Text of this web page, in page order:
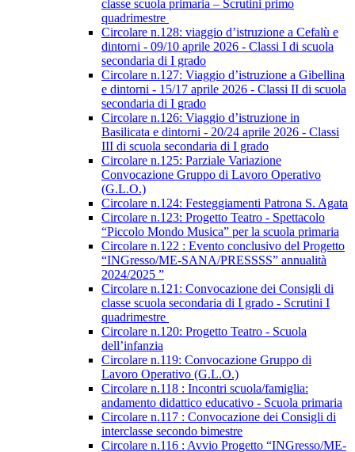
classe scuola primaria – Scrutini primo
quadrimestre
Circolare n.128: viaggio d’istruzione a Cefalù e
dintorni - 09/10 aprile 2026 - Classi I di scuola
secondaria di I grado
Circolare n.127: Viaggio d’istruzione a Gibellina
e dintorni - 15/17 aprile 2026 - Classi II di scuola
secondaria di I grado
Circolare n.126: Viaggio d’istruzione in
Basilicata e dintorni - 20/24 aprile 2026 - Classi
III di scuola secondaria di I grado
Circolare n.125: Parziale Variazione
Convocazione Gruppo di Lavoro Operativo
(G.L.O.)
Circolare n.124: Festeggiamenti Patrona S. Agata
Circolare n.123: Progetto Teatro - Spettacolo
“Piccolo Mondo Musica” per la scuola primaria
Circolare n.122 : Evento conclusivo del Progetto
“INGresso/ME-SANA/PRESSSS” annualità
2024/2025 ”
Circolare n.121: Convocazione dei Consigli di
classe scuola secondaria di I grado - Scrutini I
quadrimestre
Circolare n.120: Progetto Teatro - Scuola
dell’infanzia
Circolare n.119: Convocazione Gruppo di
Lavoro Operativo (G.L.O.)
Circolare n.118 : Incontri scuola/famiglia:
andamento didattico educativo - Scuola primaria
Circolare n.117 : Convocazione dei Consigli di
interclasse secondo bimestre
Circolare n.116 : Avvio Progetto “INGresso/ME-